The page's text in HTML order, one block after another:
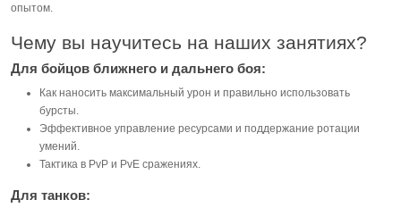
опытом.
Чему вы научитесь на наших занятиях?
Для бойцов ближнего и дальнего боя:
Как наносить максимальный урон и правильно использовать
бурсты.
Эффективное управление ресурсами и поддержание ротации
умений.
Тактика в PvP и PvE сражениях.
Для танков: